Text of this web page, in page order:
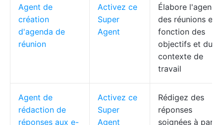
Agent de
création
d'agenda de
réunion
Activez ce
Super
Agent
Élabore l'agenda
des réunions en
fonction des
objectifs et du
contexte de
travail
Agent de
rédaction de
réponses aux e-
Activez ce
Super
Agent
Rédigez des
réponses
soignées à partir